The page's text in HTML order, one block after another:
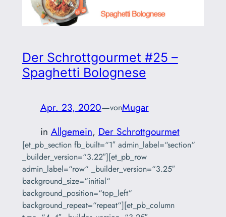
Der Schrottgourmet #25 –
Spaghetti Bolognese
Apr. 23, 2020—vonMugar
in Allgemein, Der Schrottgourmet
[et_pb_section fb_built=“1″ admin_label=“section“
_builder_version=“3.22″][et_pb_row
admin_label=“row“ _builder_version=“3.25″
background_size=“initial“
background_position=“top_left“
background_repeat=“repeat“][et_pb_column